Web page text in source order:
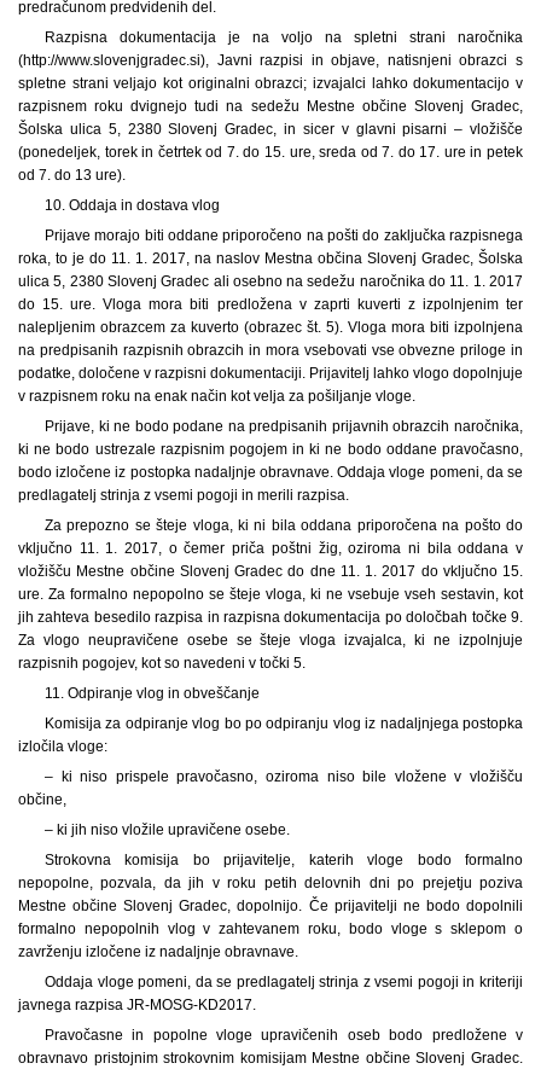
predračunom predvidenih del.
Razpisna dokumentacija je na voljo na spletni strani naročnika
(http://www.slovenjgradec.si), Javni razpisi in objave, natisnjeni obrazci s
spletne strani veljajo kot originalni obrazci; izvajalci lahko dokumentacijo v
razpisnem roku dvignejo tudi na sedežu Mestne občine Slovenj Gradec,
Šolska ulica 5, 2380 Slovenj Gradec, in sicer v glavni pisarni – vložišče
(ponedeljek, torek in četrtek od 7. do 15. ure, sreda od 7. do 17. ure in petek
od 7. do 13 ure).
10. Oddaja in dostava vlog
Prijave morajo biti oddane priporočeno na pošti do zaključka razpisnega
roka, to je do 11. 1. 2017, na naslov Mestna občina Slovenj Gradec, Šolska
ulica 5, 2380 Slovenj Gradec ali osebno na sedežu naročnika do 11. 1. 2017
do 15. ure. Vloga mora biti predložena v zaprti kuverti z izpolnjenim ter
nalepljenim obrazcem za kuverto (obrazec št. 5). Vloga mora biti izpolnjena
na predpisanih razpisnih obrazcih in mora vsebovati vse obvezne priloge in
podatke, določene v razpisni dokumentaciji. Prijavitelj lahko vlogo dopolnjuje
v razpisnem roku na enak način kot velja za pošiljanje vloge.
Prijave, ki ne bodo podane na predpisanih prijavnih obrazcih naročnika,
ki ne bodo ustrezale razpisnim pogojem in ki ne bodo oddane pravočasno,
bodo izločene iz postopka nadaljnje obravnave. Oddaja vloge pomeni, da se
predlagatelj strinja z vsemi pogoji in merili razpisa.
Za prepozno se šteje vloga, ki ni bila oddana priporočena na pošto do
vključno 11. 1. 2017, o čemer priča poštni žig, oziroma ni bila oddana v
vložišču Mestne občine Slovenj Gradec do dne 11. 1. 2017 do vključno 15.
ure. Za formalno nepopolno se šteje vloga, ki ne vsebuje vseh sestavin, kot
jih zahteva besedilo razpisa in razpisna dokumentacija po določbah točke 9.
Za vlogo neupravičene osebe se šteje vloga izvajalca, ki ne izpolnjuje
razpisnih pogojev, kot so navedeni v točki 5.
11. Odpiranje vlog in obveščanje
Komisija za odpiranje vlog bo po odpiranju vlog iz nadaljnjega postopka
izločila vloge:
– ki niso prispele pravočasno, oziroma niso bile vložene v vložišču
občine,
– ki jih niso vložile upravičene osebe.
Strokovna komisija bo prijavitelje, katerih vloge bodo formalno
nepopolne, pozvala, da jih v roku petih delovnih dni po prejetju poziva
Mestne občine Slovenj Gradec, dopolnijo. Če prijavitelji ne bodo dopolnili
formalno nepopolnih vlog v zahtevanem roku, bodo vloge s sklepom o
zavrženju izločene iz nadaljnje obravnave.
Oddaja vloge pomeni, da se predlagatelj strinja z vsemi pogoji in kriteriji
javnega razpisa JR-MOSG-KD2017.
Pravočasne in popolne vloge upravičenih oseb bodo predložene v
obravnavo pristojnim strokovnim komisijam Mestne občine Slovenj Gradec.